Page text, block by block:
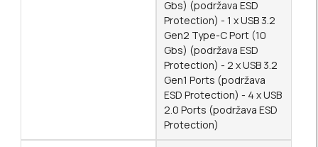
Gbs) (podržava ESD
Protection) - 1 x USB 3.2
Gen2 Type-C Port (10
Gbs) (podržava ESD
Protection) - 2 x USB 3.2
Gen1 Ports (podržava
ESD Protection) - 4 x USB
2.0 Ports (podržava ESD
Protection)